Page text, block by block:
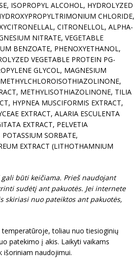
ISOPROPYL ALCOHOL, HYDROLYZED
CHLORIDE,
CITRONELLOL, ALPHA-
NITRATE, VEGETABLE
BENZOATE, PHENOXYETHANOL,
VEGETABLE PROTEIN PG-
GLYCOL, MAGNESIUM
METHYLISOTHIAZOLINONE, TILIA
HYPNEA MUSCIFORMIS EXTRACT,
EXTRACT, ALARIA ESCULENTA
EXTRACT, PELVETIA
SORBATE,
EXTRACT (LITHOTHAMNIUM
būti keičiama. Prieš naudojant
sudėtį ant pakuotės. Jei internete
skiriasi nuo pateiktos ant pakuotės,
temperatūroje, toliau nuo tiesioginių
patekimo į akis. Laikyti vaikams
išoriniam naudojimui.